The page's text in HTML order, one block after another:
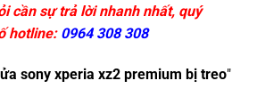
cần sự trả lời nhanh nhất, quý
hotline: 0964 308 308
sony xperia xz2 premium bị treo"